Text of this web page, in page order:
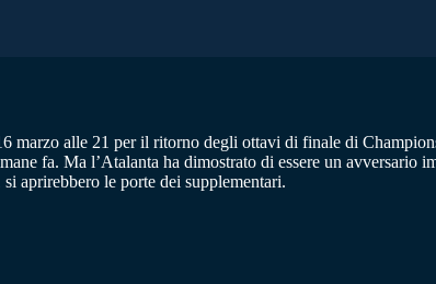
marzo alle 21 per il ritorno degli ottavi di finale di
fa. Ma l’Atalanta ha dimostrato di essere un avversario
aprirebbero le porte dei supplementari.